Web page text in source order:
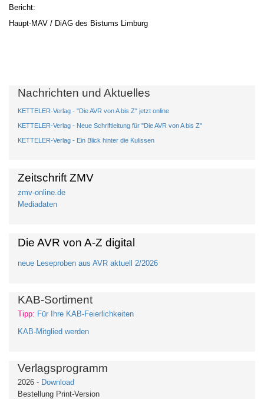
Haupt-MAV / DiAG des Bistums Limburg
Nachrichten und Aktuelles
KETTELER-Verlag - "Die AVR von A bis Z" jetzt online
KETTELER-Verlag - Neue Schriftleitung für "Die AVR von A bis Z"
KETTELER-Verlag - Ein Blick hinter die Kulissen
Zeitschrift ZMV
zmv-online.de
Mediadaten
Die AVR von A-Z digital
neue Leseproben aus AVR aktuell 2/2026
KAB-Sortiment
Tipp: Für Ihre KAB-Feierlichkeiten
KAB-Mitglied werden
Verlagsprogramm
2026 - Download
Bestellung Print-Version